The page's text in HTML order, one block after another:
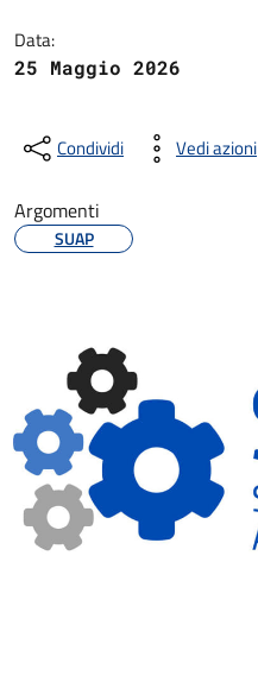
Data:
25 Maggio 2026
Condividi Vedi azioni
Argomenti
SUAP